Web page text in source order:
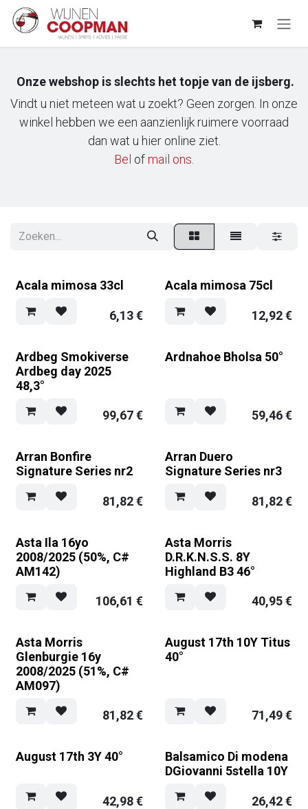
Overslaan naar inhoud
Onze webshop is slechts het topje van de ijsberg.
Vindt u niet meteen wat u zoekt? Geen zorgen. In onze
winkel hebben we een aanzienlijk ruimere voorraad
dan wat u hier online ziet.
Bel ofm​ail ons
Acala mimosa 33cl
6,13€
Acala mimosa 75cl
12,92€
Ardbeg Smokiverse
Ardbeg day 2025
48,3°
99,67€
Ardnahoe Bholsa 50°
59,46€
Arran Bonfire
Signature Series nr2
81,82€
Arran Duero
Signature Series nr3
81,82€
Asta Ila 16yo
2008/2025 (50%, C#
AM142)
106,61 €
Asta Morris
D.R.K.N.S.S. 8Y
Highland B3 46°
40,95€
Asta Morris
Glenburgie 16y
2008/2025 (51%, C#
AM097)
81,82€
August 17th 10Y Titus
40°
71,49€
August 17th 3Y 40°
42,98€
Balsamico Di modena
DGiovanni 5stella 10Y
26,42€